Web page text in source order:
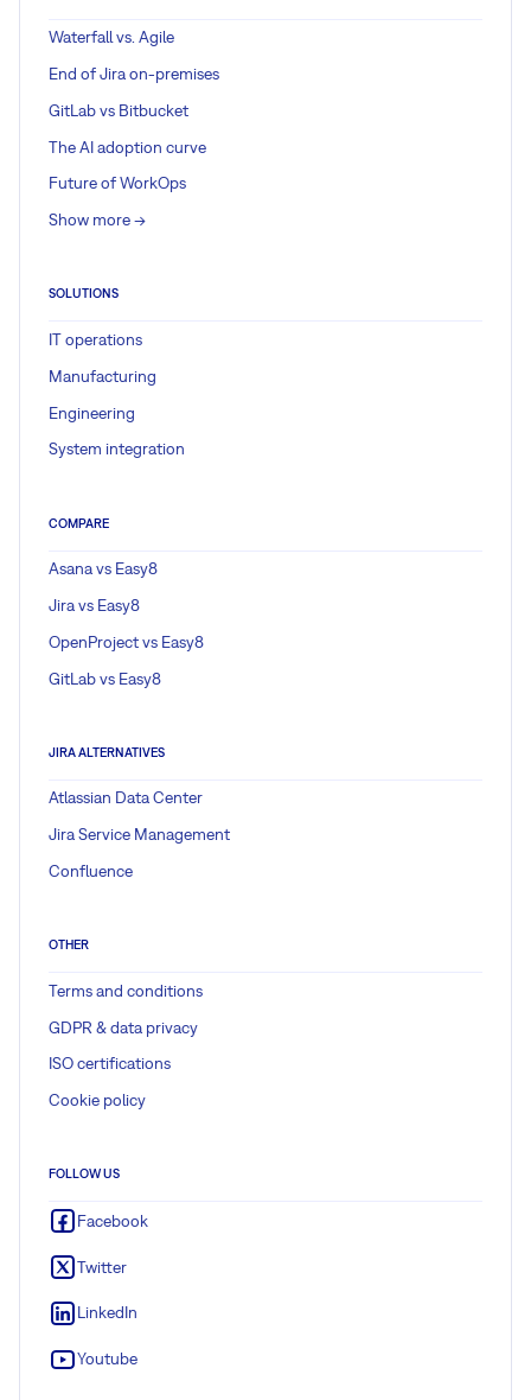
Waterfall vs. Agile
End of Jira on-premises
GitLab vs Bitbucket
The AI adoption curve
Future of WorkOps
Show more ->
SOLUTIONS
IT operations
Manufacturing
Engineering
System integration
COMPARE
Asana vs Easy8
Jira vs Easy8
OpenProject vs Easy8
GitLab vs Easy8
JIRA ALTERNATIVES
Atlassian Data Center
Jira Service Management
Confluence
OTHER
Terms and conditions
GDPR & data privacy
ISO certifications
Cookie policy
FOLLOW US
Facebook
Twitter
LinkedIn
Youtube